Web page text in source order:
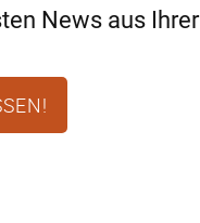
News aus Ihrer